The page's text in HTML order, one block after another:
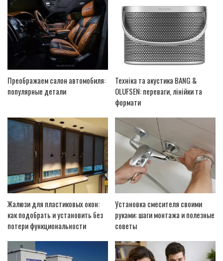
Преображаем салон автомобиля:
популярные детали
Техніка та акустика BANG &
OLUFSEN: переваги, лінійки та
формати
Жалюзи для пластиковых окон:
как подобрать и установить без
потери функциональности
Установка смесителя своими
руками: шаги монтажа и полезные
советы